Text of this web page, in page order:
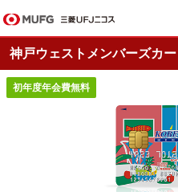
神戸ウェストメンバーズカー
初年度年会費無料